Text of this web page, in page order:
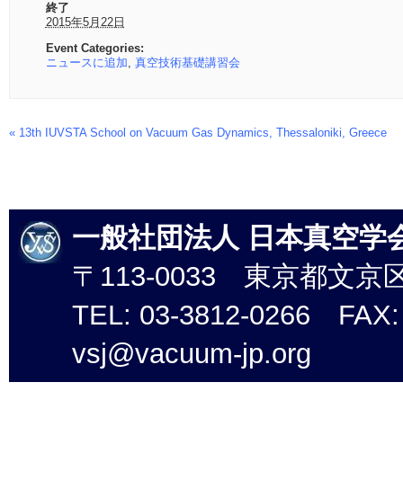
終了
2015年5月22日
Event Categories:
ニュースに追加, 真空技術基礎講習会
Event
« 13th IUVSTA School on Vacuum Gas Dynamics, Thessaloniki, Greece
一般社団法人 日本真空
〒113-0033 東京都文京
TEL: 03-3812-0266
vsj@vacuum-jp.org